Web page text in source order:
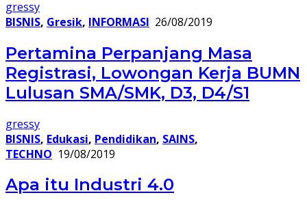
gressy
BISNIS, Gresik, INFORMASI 26/08/2019
Pertamina Perpanjang Masa
Registrasi, Lowongan Kerja BUMN
Lulusan SMA/SMK, D3, D4/S1
gressy
BISNIS, Edukasi, Pendidikan, SAINS,
TECHNO 19/08/2019
Apa itu Industri 4.0